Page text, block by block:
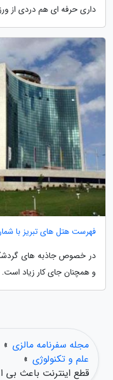
داری حرفه ای هم دردی از
فهرست هتل های تبریز با
در خصوص جاذبه های
و همچنان جای کار زیاد است.
مجله سفرنامه مالزی »
علم و تکنولوژی »
قطع اینترنت باعث بی